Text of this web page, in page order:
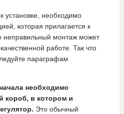
установке, необходимо
которая прилагается к
неправильный монтаж может
работе. Так что
параграфам
необходимо
короб, в котором и
Это обычный